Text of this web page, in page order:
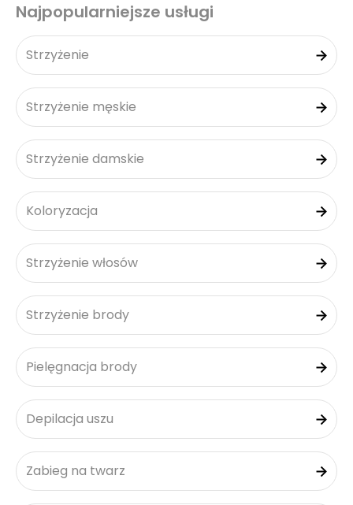
Najpopularniejsze usługi
Strzyżenie
Strzyżenie męskie
Strzyżenie damskie
Koloryzacja
Strzyżenie włosów
Strzyżenie brody
Pielęgnacja brody
Depilacja uszu
Zabieg na twarz